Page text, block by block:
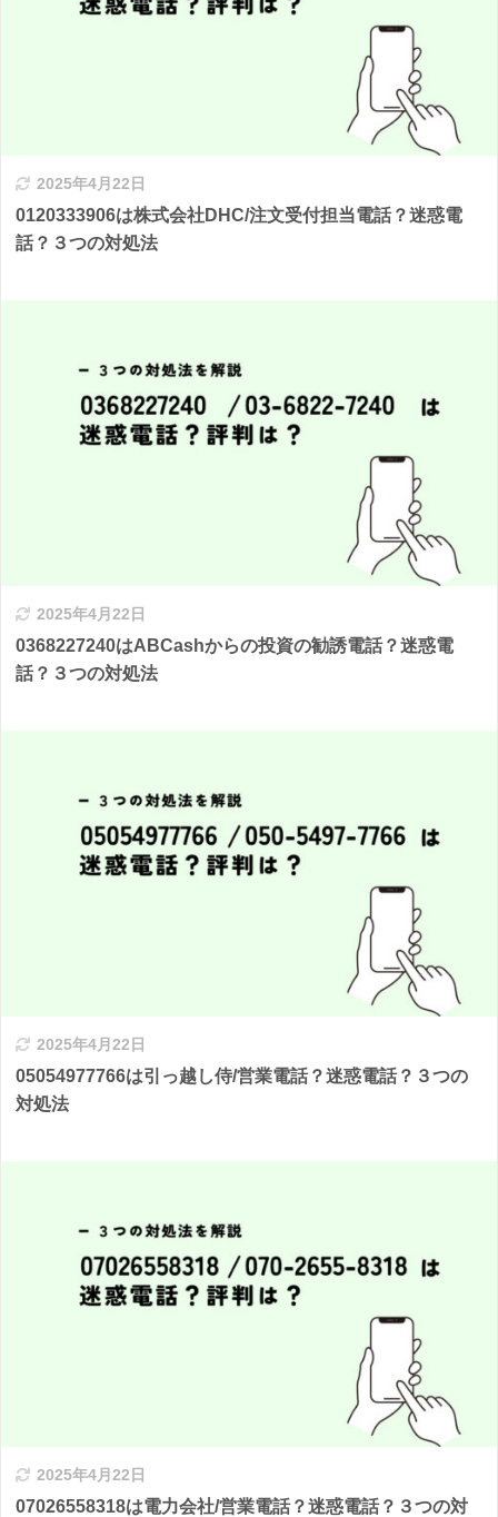
2025年4月22日
0120333906は株式会社DHC/注文受付担当電話？迷惑電
話？３つの対処法
2025年4月22日
0368227240はABCashからの投資の勧誘電話？迷惑電
話？３つの対処法
2025年4月22日
05054977766は引っ越し侍/営業電話？迷惑電話？３つの
対処法
2025年4月22日
07026558318は電力会社/営業電話？迷惑電話？３つの対